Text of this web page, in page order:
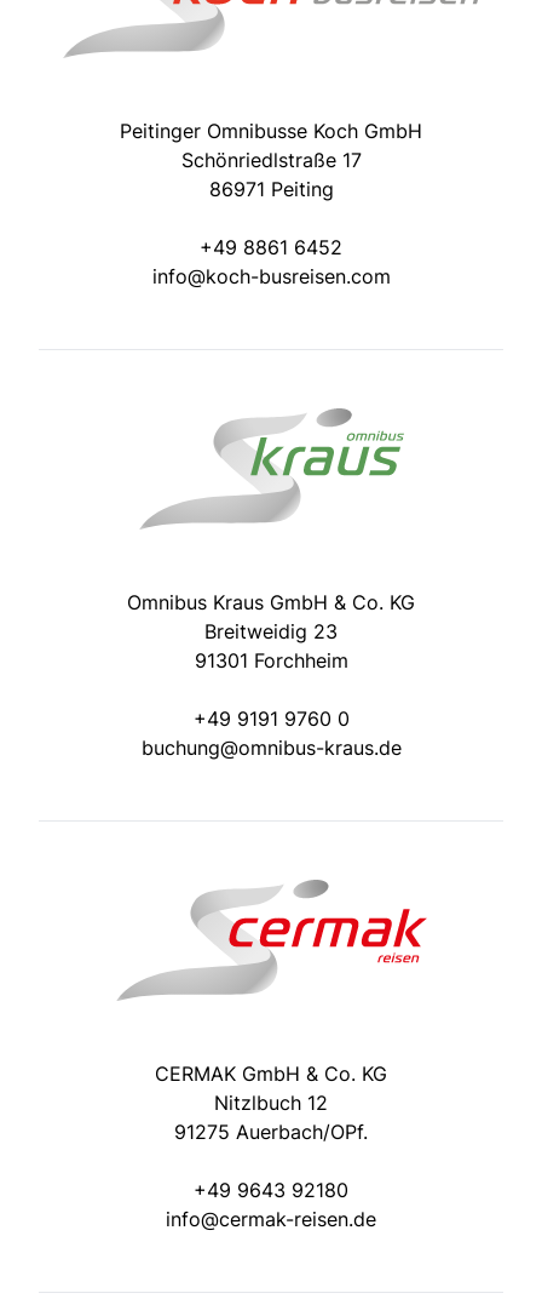
Peitinger Omnibusse Koch GmbH
Schönriedlstraße 17
86971 Peiting
+49 8861 6452
info@koch-busreisen.com
Omnibus Kraus GmbH & Co. KG
Breitweidig 23
91301 Forchheim
+49 9191 9760 0
buchung@omnibus-kraus.de
CERMAK GmbH & Co. KG
Nitzlbuch 12
91275 Auerbach/OPf.
+49 9643 92180
info@cermak-reisen.de